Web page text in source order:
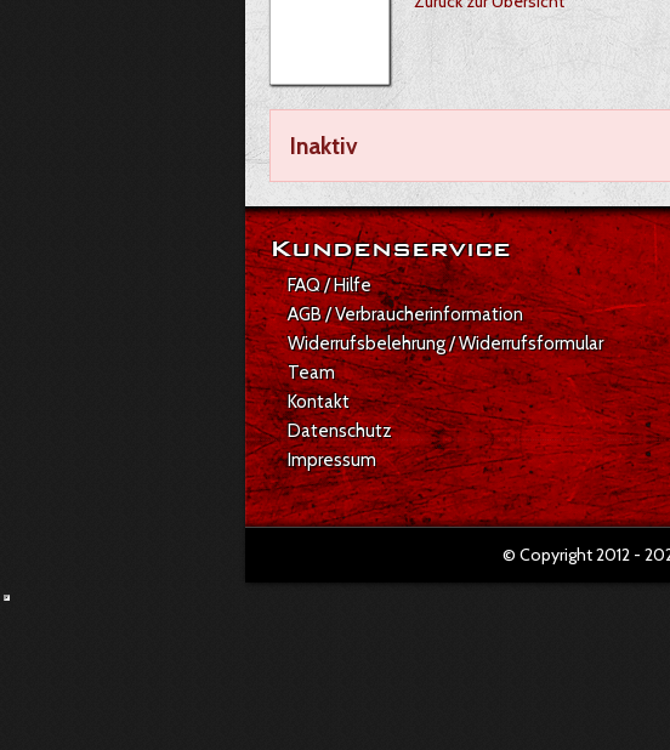
Inaktiv
Kundenservice
FAQ / Hilfe
AGB / Verbraucherinformation
Widerrufsbelehrung / Widerrufsformular
Team
Kontakt
Datenschutz
Impressum
© Copyright 2012 -